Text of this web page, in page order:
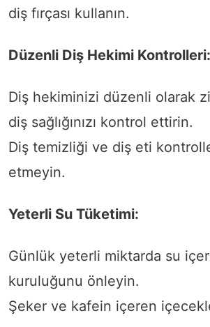
diş fırçası kullanın.
Düzenli Diş Hekimi Kontrolleri:
Diş hekiminizi düzenli olarak
diş sağlığınızı kontrol ettirin.
Diş temizliği ve diş eti
etmeyin.
Yeterli Su Tüketimi:
Günlük yeterli miktarda su
kuruluğunu önleyin.
Şeker ve kafein içeren